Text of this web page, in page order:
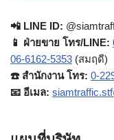
📲 LINE ID:
📱 ฝ่ายขาย โทร/LINE:
06-6162-5353 (สมฤดี)
☎️ สำนักงาน โทร: 0-
📧 อีเมล: